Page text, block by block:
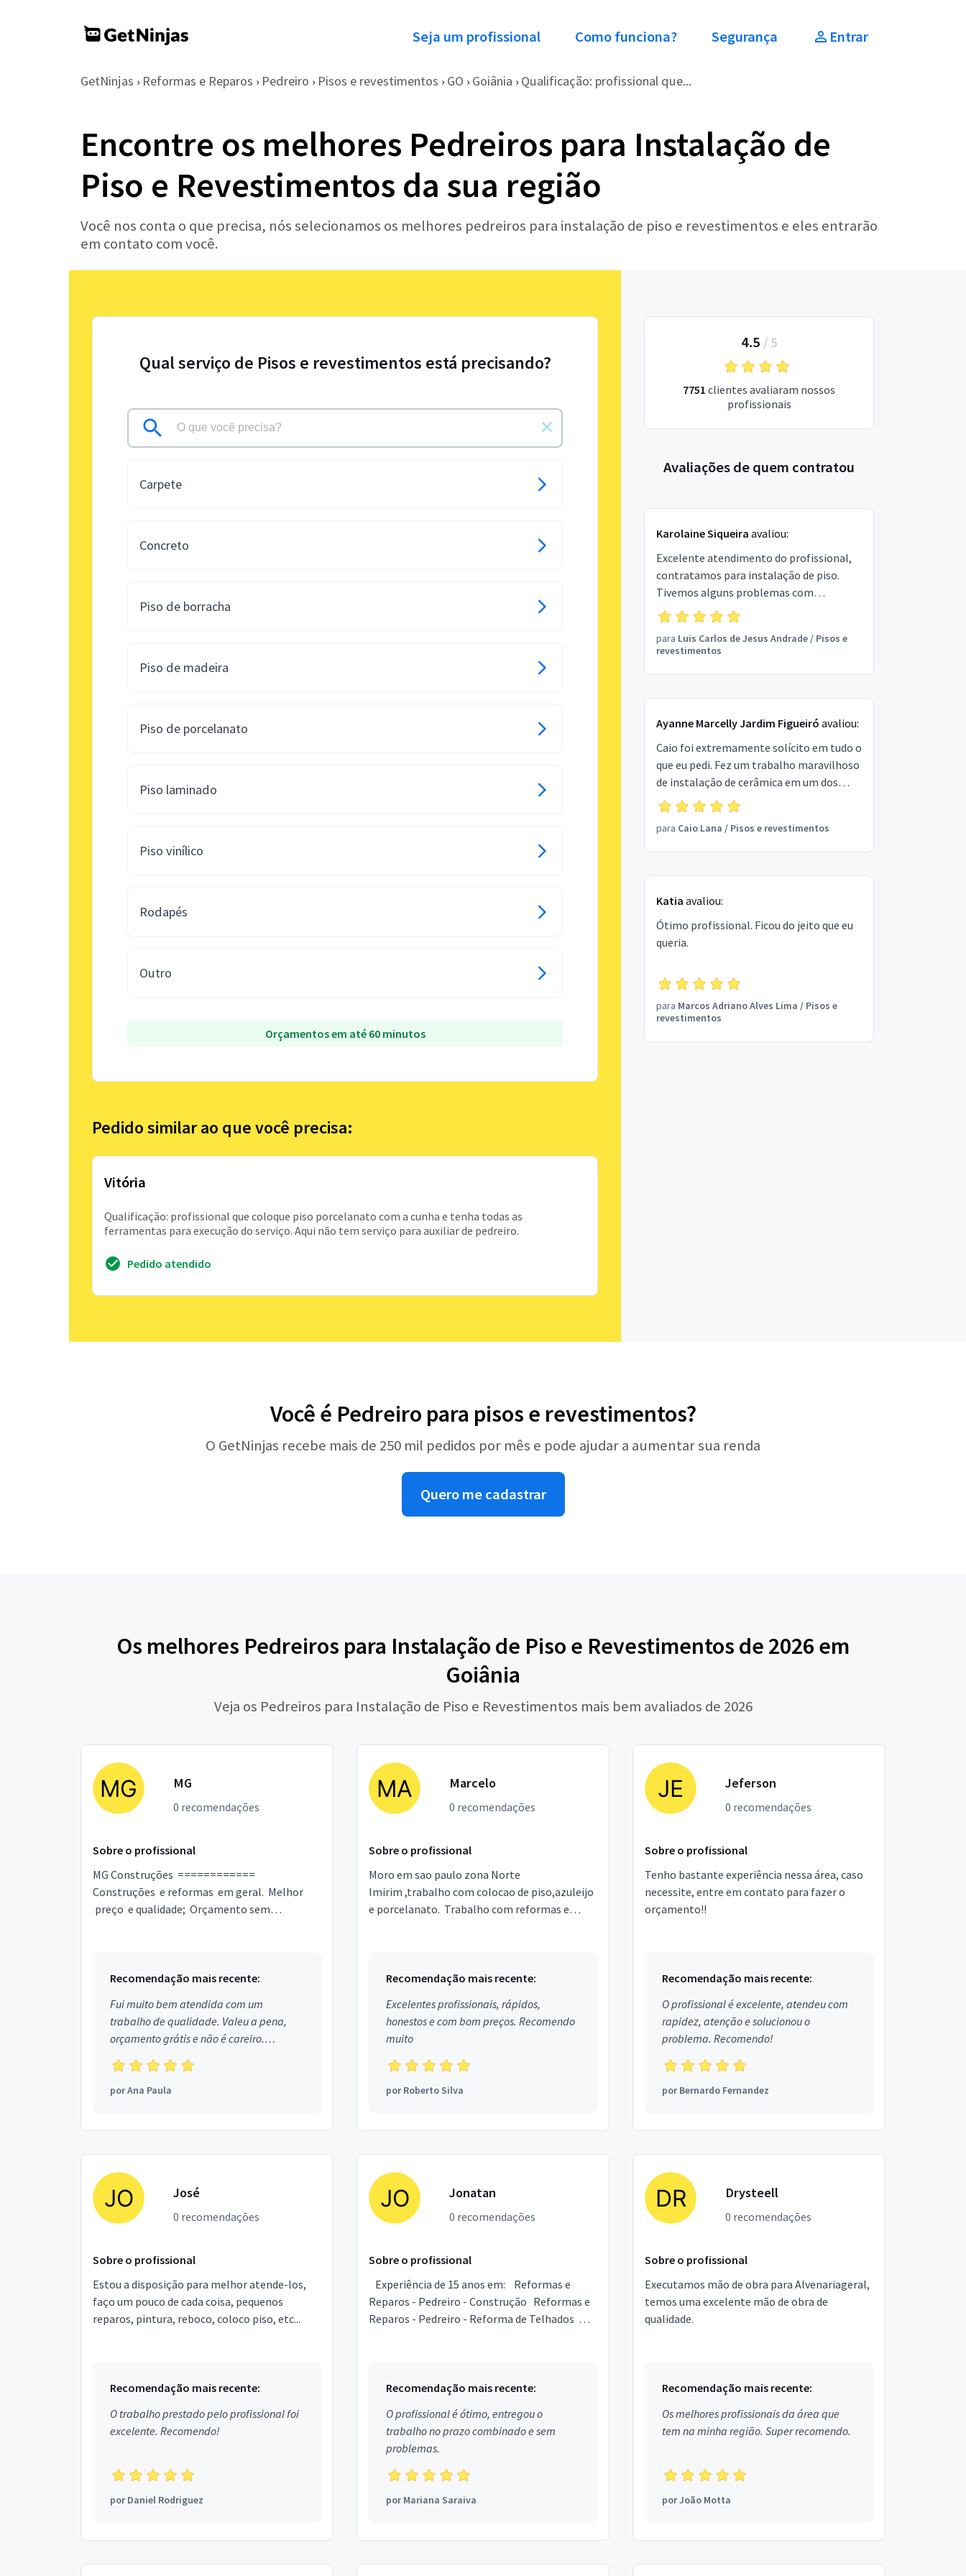
Seja um profissional Como funciona? Segurança Entrar
GetNinjas › Reformas e Reparos › Pedreiro › Pisos e revestimentos › GO › Goiânia › Qualificação: profissional que...
Encontre os melhores Pedreiros para Instalação de
Piso e Revestimentos da sua região
Você nos conta o que precisa, nós selecionamos os melhores pedreiros para instalação de piso e revestimentos e eles entrarão
em contato com você.
Qual serviço de Pisos e revestimentos está precisando?
Carpete
Concreto
Piso de borracha
Piso de madeira
Piso de porcelanato
Piso laminado
Piso vinílico
Rodapés
Outro
Orçamentos em até 60 minutos
Pedido similar ao que você precisa:
Vitória
Qualificação: profissional que coloque piso porcelanato com a cunha e tenha todas as
ferramentas para execução do serviço. Aqui não tem serviço para auxiliar de pedreiro.
Pedido atendido
4.5 / 5
7751 clientes avaliaram nossos
profissionais
Avaliações de quem contratou
Karolaine Siqueira avaliou:
Excelente atendimento do profissional,
contratamos para instalação de piso.
Tivemos alguns problemas com
materiais e o profissional ainda sim
entregou a instalação com uma grande
qualidade! Educado, solicito, preço justo e
para Luis Carlos de Jesus Andrade/ Pisos e
revestimentos
Ayanne Marcelly Jardim Figueiró avaliou:
Caio foi extremamente solícito em tudo o
que eu pedi. Fez um trabalho maravilhoso
de instalação de cerâmica em um dos
quartos do meu apartamento.
Recomendo o trabalho dele!
para Caio Lana / Pisos e revestimentos
Katia avaliou:
Ótimo profissional. Ficou do jeito que eu
queria.
para Marcos Adriano Alves Lima / Pisos e
revestimentos
Você é Pedreiro para pisos e revestimentos?
O GetNinjas recebe mais de 250 mil pedidos por mês e pode ajudar a aumentar sua renda
Quero me cadastrar
Os melhores Pedreiros para Instalação de Piso e Revestimentos de 2026 em
Goiânia
Veja os Pedreiros para Instalação de Piso e Revestimentos mais bem avaliados de 2026
MG
0 recomendações
Sobre o profissional
MG Construções ============
Construções e reformas em geral. Melhor
preço e qualidade; Orçamento sem
Recomendação mais recente:
Fui muito bem atendida com um
trabalho de qualidade. Valeu a pena,
orçamento grátis e não é careiro.
Obrigada!
porAna Paula
Marcelo
0 recomendações
Sobre o profissional
Moro em sao paulo zona Norte
Imirim ,trabalho com colocao de piso,azuleijo
e porcelanato. Trabalho com reformas e
Recomendação mais recente:
Excelentes profissionais, rápidos,
honestos e com bom preços. Recomendo
muito
porRoberto Silva
Jeferson
0 recomendações
Sobre o profissional
Tenho bastante experiência nessa área, caso
necessite, entre em contato para fazer o
orçamento!!
Recomendação mais recente:
O profissional é excelente, atendeu com
rapidez, atenção e solucionou o
problema. Recomendo!
porBernardo Fernandez
José
0 recomendações
Sobre o profissional
Estou a disposição para melhor atende-los,
faço um pouco de cada coisa, pequenos
reparos, pintura, reboco, coloco piso, etc...
Recomendação mais recente:
O trabalho prestado pelo profissional foi
excelente. Recomendo!
porDaniel Rodriguez
Jonatan
0 recomendações
Sobre o profissional
Experiência de 15 anos em: Reformas e
Reparos - Pedreiro - Construção Reformas e
Reparos - Pedreiro - Reforma de Telhados
Recomendação mais recente:
O profissional é ótimo, entregou o
trabalho no prazo combinado e sem
problemas.
porMariana Saraiva
Drysteell
0 recomendações
Sobre o profissional
Executamos mão de obra para Alvenariageral,
temos uma excelente mão de obra de
qualidade.
Recomendação mais recente:
Os melhores profissionais da área que
tem na minha região. Super recomendo.
porJoão Motta